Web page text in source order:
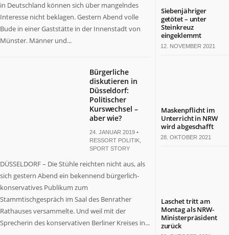
in Deutschland können sich über mangelndes
Interesse nicht beklagen. Gestern Abend volle
Bude in einer Gaststätte in der Innenstadt von
Münster. Männer und...
Bürgerliche
diskutieren in
Düsseldorf:
Politischer
Kurswechsel –
aber wie?
24. JANUAR 2019 •
RESSORT POLITIK
SPORT STORY
DÜSSELDORF – Die Stühle reichten nicht aus, als
sich gestern Abend ein bekennend bürgerlich-
konservatives Publikum zum
Stammtischgespräch im Saal des Benrather
Rathauses versammelte. Und weil mit der
Sprecherin des konservativen Berliner Kreises in...
Siebenjähriger
getötet – unter
Steinkreuz
eingeklemmt
12. NOVEMBER 2021
Maskenpflicht im
Unterricht in NRW
wird abgeschafft
28. OKTOBER 2021
Laschet tritt am
Montag als NRW-
Ministerpräsident
zurück